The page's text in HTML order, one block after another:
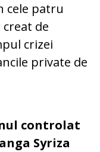
cele patru
de
crizei
private de
controlat
Syriza